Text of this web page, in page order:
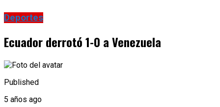
Deportes
Ecuador derrotó 1-0 a Venezuela
Published
5 años ago